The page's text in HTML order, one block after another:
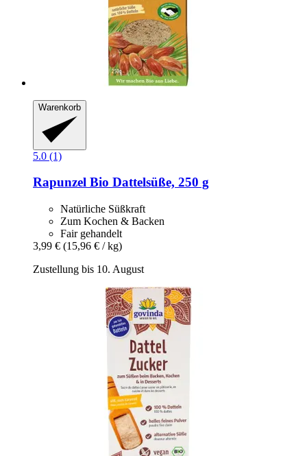
Warenkorb
5.0 (1)
Rapunzel Bio Dattelsüße, 250 g
Natürliche Süßkraft
Zum Kochen & Backen
Fair gehandelt
3,99 € (15,96 € / kg)
Zustellung bis 10. August